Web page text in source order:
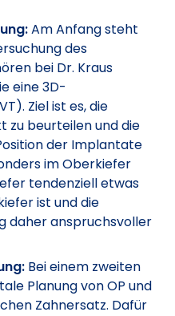
Am Anfang steht
des
bei Dr. Kraus
eine 3D-
Ziel ist es, die
zu beurteilen und die
der Implantate
im Oberkiefer
tendenziell etwas
ist und die
daher anspruchsvoller
Bei einem zweiten
Planung von OP und
Zahnersatz. Dafür